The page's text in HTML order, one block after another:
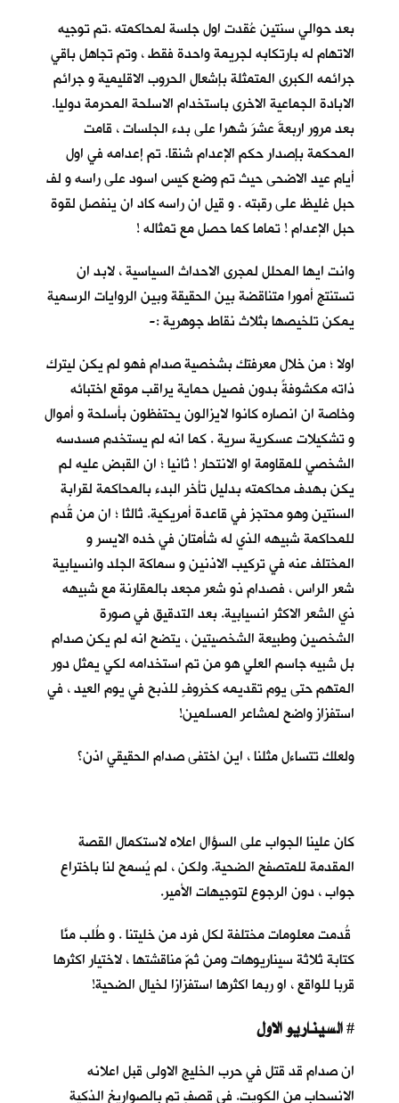
بعد حوالي سنتين عُقدت اول جلسة لمحاكمته .تم توجيه
الاتهام له بارتكابه لجريمة واحدة فقط ، وتم تجاهل باقي
جرائمه الكبرى المتمثلة بإشعال الحروب الاقليمية و جرائم
الابادة الجماعية الاخرى باستخدام الاسلحة المحرمة دوليا.
بعد مرور اربعةَ عشرَ شهرا على بدء الجلسات ، قامت
المحكمة بإصدار حكم الإعدام شنقا. تم إعدامه في اول
أيام عيد الاضحى حيث تم وضع كيس اسود على راسه و لف
حبل غليظ على رقبته . و قيل ان راسه كاد ان ينفصل لقوة
حبل الإعدام ! تماما كما حصل مع تمثاله !
وانت ايها المحلل لمجرى الاحداث السياسية ، لابد ان
تستنتج أمورا متناقضة بين الحقيقة وبين الروايات الرسمية
يمكن تلخيصها بثلاث نقاط جوهرية :-
اولا ؛ من خلال معرفتك بشخصية صدام فهو لم يكن ليترك
ذاته مكشوفةً بدون فصيل حماية يراقب موقع اختبائه
وخاصة ان انصاره كانوا لايزالون يحتفظون بأسلحة و أموال
و تشكيلات عسكرية سرية . كما انه لم يستخدم مسدسه
الشخصي للمقاومة او الانتحار ! ثانيا ؛ ان القبض عليه لم
يكن بهدف محاكمته بدليل تأخر البدء بالمحاكمة لقرابة
السنتين وهو محتجز في قاعدة أمريكية. ثالثا ؛ ان من قُدم
للمحاكمة شبيهه الذي له شأمتان في خده الايسر و
المختلف عنه في تركيب الاذنين و سماكة الجلد وانسيابية
شعر الراس ، فصدام ذو شعر مجعد بالمقارنة مع شبيهه
ذي الشعر الاكثر انسيابية. بعد التدقيق في صورة
الشخصين وطبيعة الشخصيتين ، يتضح انه لم يكن صدام
بل شبيه جاسم العلي هو من تم استخدامه لكي يمثل دور
المتهم حتى يوم تقديمه كخروفٍ للذبح في يوم العيد ، في
استفزاز واضح لمشاعر المسلمين!
ولعلك تتساءل مثلنا ، اين اختفى صدام الحقيقي اذن؟
كان علينا الجواب على السؤال اعلاه لاستكمال القصة
المقدمة للمتصفح الضحية. ولكن ، لم يُسمح لنا باختراع
جواب ، دون الرجوع لتوجيهات الأمير.
قُدمت معلومات مختلفة لكل فرد من خليتنا . و طُلب منَّا
كتابة ثلاثة سيناريوهات ومن ثمّ مناقشتها ، لاختيار اكثرها
قربا للواقع ، او ربما اكثرها استفزازا لخيال الضحية!
#
ان صدام قد قتل في حرب الخليج الاولى قبل اعلانه
الانسحاب من الكويت. في قصفٍ تم بالصواريخ الذكية